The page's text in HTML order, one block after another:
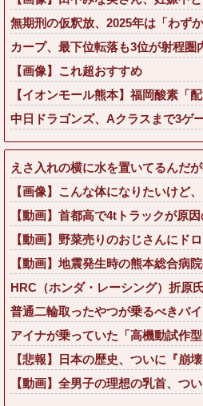
無期刑の仮釈放、2025年は「わず
カープ、最下位転落も3位が射程圏
【画像】これ超おすすめ
【イオンモール熊本】福岡酸素「
中日ドラゴンズ、Aクラスまで3ゲ
えさ入れの横に水を置いてるんだ
【画像】こんな体になりたいけど
【動画】首都高で4tトラックが原
【動画】野菜売りのおじさんにド
【動画】地震発生時の熊本総合病
HRC（ホンダ・レーシング）折原
普通二輪取ったやつが乗るべきバ
アイナが乗っていた「高機動試作
【悲報】日本の歴史、ついに『崩
【動画】全男子の理想の乳首、つ